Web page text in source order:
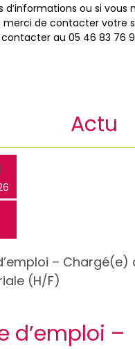
d’informations ou si vous
merci de contacter votre
au 05 46 83 76
Actu
–
(H/F)
d’emploi –